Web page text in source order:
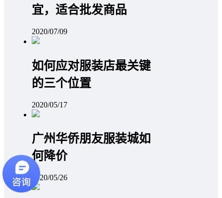
宜，适合批发商品
2020/07/09
如何应对服装店最关键
的三个位置
2020/05/17
广州华侨朋友服装城如
何降价
2020/05/26